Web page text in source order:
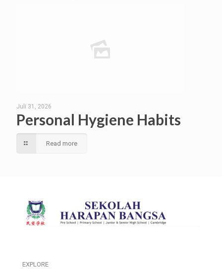
Juli 31, 2026
Personal Hygiene Habits
Read more
EXPLORE